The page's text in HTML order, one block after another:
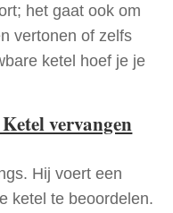
het gaat ook om
vertonen of zelfs
ketel hoef je je
vervangen
Hij voert een
ketel te beoordelen.